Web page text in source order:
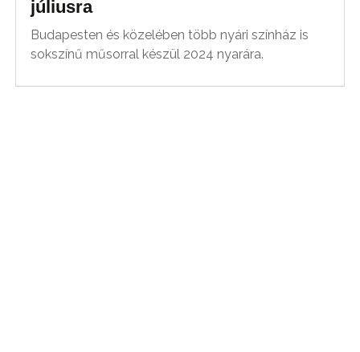
júliusra
Budapesten és közelében több nyári színház is
sokszínű műsorral készül 2024 nyarára.